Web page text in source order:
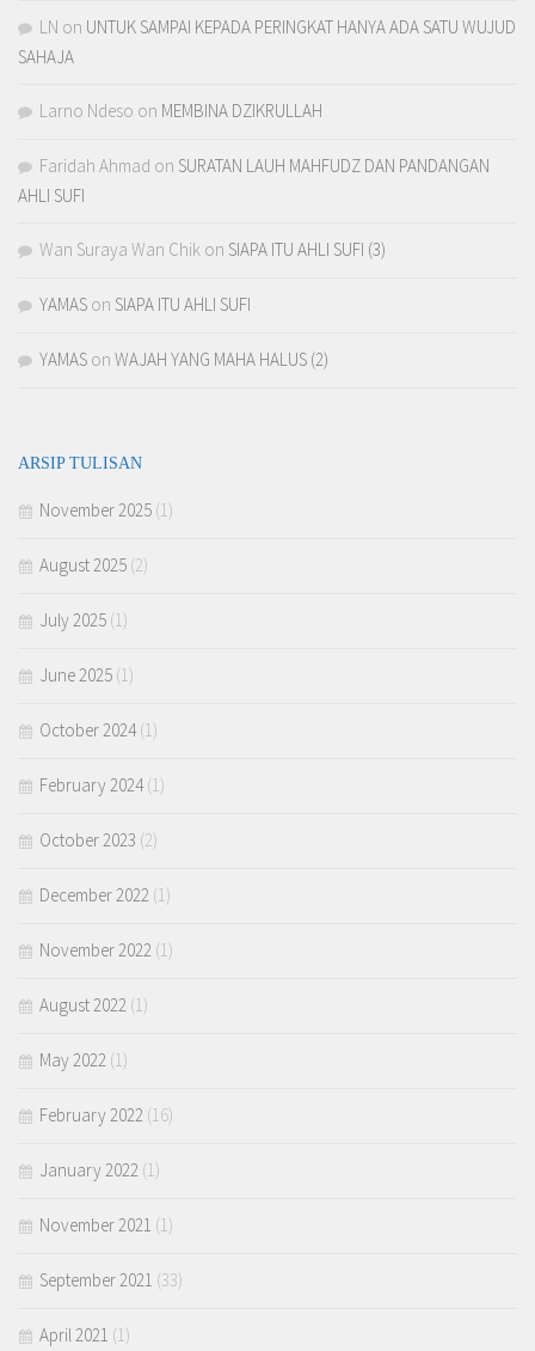
LN on UNTUK SAMPAI KEPADA PERINGKAT HANYA ADA SATU WUJUD
SAHAJA
Larno Ndeso on MEMBINA DZIKRULLAH
Faridah Ahmad on SURATAN LAUH MAHFUDZ DAN PANDANGAN
AHLI SUFI
Wan Suraya Wan Chik on SIAPA ITU AHLI SUFI (3)
YAMAS on SIAPA ITU AHLI SUFI
YAMAS on WAJAH YANG MAHA HALUS (2)
ARSIP TULISAN
November 2025 (1)
August 2025 (2)
July 2025 (1)
June 2025 (1)
October 2024(1)
February 2024(1)
October 2023 (2)
December 2022 (1)
November 2022 (1)
August 2022 (1)
May 2022 (1)
February 2022 (16)
January 2022 (1)
November 2021 (1)
September 2021 (33)
April 2021 (1)